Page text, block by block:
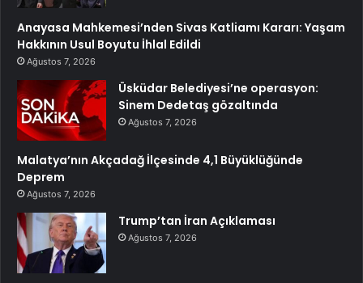
Anayasa Mahkemesi’nden Sivas Katliamı Kararı: Yaşam
Hakkının Usul Boyutu İhlal Edildi
Ağustos 7, 2026
Üsküdar Belediyesi’ne operasyon:
Sinem Dedetaş gözaltında
Ağustos 7, 2026
Malatya’nın Akçadağ İlçesinde 4,1 Büyüklüğünde
Deprem
Ağustos 7, 2026
Trump’tan İran Açıklaması
Ağustos 7, 2026